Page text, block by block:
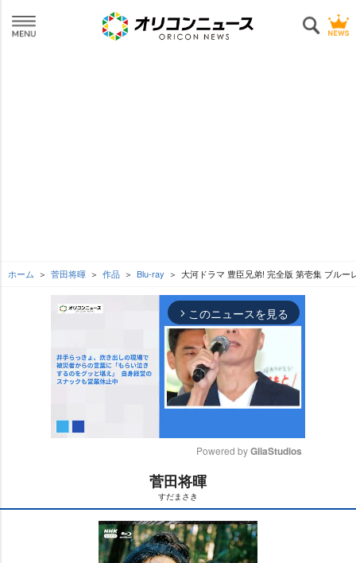
ホーム 菅田将暉 作品 Blu-ray 大河ドラマ 豊臣兄弟! 完全版 第壱集 ブルー
arrow_forward_ios このニュースを見る
t
e
Powered by GliaStudios
菅田将暉
すだまさき